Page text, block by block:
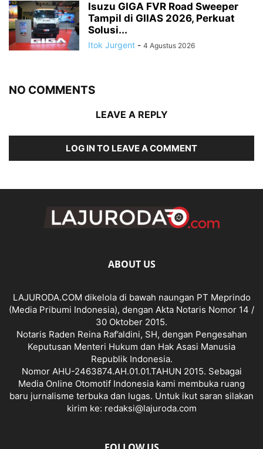
Isuzu GIGA FVR Road Sweeper
Tampil di GIIAS 2026, Perkuat
Solusi...
Itok Jurgent - 4 Agustus 2026
NO COMMENTS
LEAVE A REPLY
LOG IN TO LEAVE A COMMENT
ABOUT US
LAJURODA.COM dikelola di bawah naungan PT Meprindo
(Media Pribumi Indonesia), dengan Akta Notaris Nomor 14 /
30 Oktober 2015.
Notaris Raden Reina Raf’aldini, SH, dengan Pengesahan
Keputusan Menteri Hukum dan Hak Asasi Manusia
Republik Indonesia.
Nomor AHU-2463874.AH.01.01.TAHUN 2015. Sebagai
Media Online Otomotif Indonesia kami membuka ruang
baru jurnalisme terbuka dan lugas. Untuk ikut saran silakan
kirim ke: redaksi@lajuroda.com